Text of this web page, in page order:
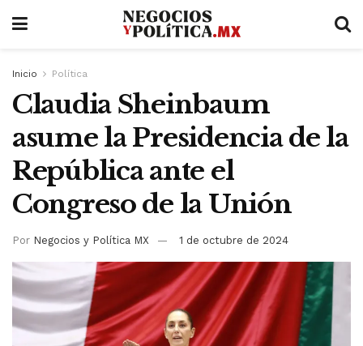
Inicio Política
Claudia Sheinbaum
asume la Presidencia de la
República ante el
Congreso de la Unión
Por Negocios y Política MX 1 de octubre de 2024